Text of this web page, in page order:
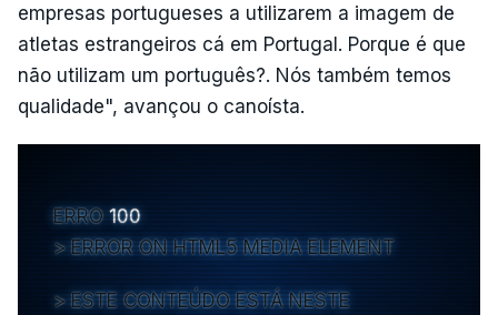
empresas portugueses a utilizarem a imagem de
atletas estrangeiros cá em Portugal. Porque é que
não utilizam um português?. Nós também temos
qualidade", avançou o canoísta.
ERRO 100
ERROR ON HTML5 MEDIA ELEMENT
ESTE CONTEÚDO ESTÁ NESTE